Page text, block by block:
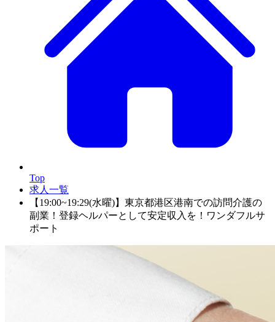
Top
求人一覧
【19:00~19:29(水曜)】東京都港区港南での訪問介護の
副業！登録ヘルパーとして安定収入を！ワンダフルサ
ポート